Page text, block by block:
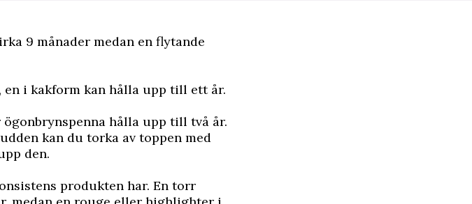
9 månader medan en flytande
i kakform kan hålla upp till ett år.
hålla upp till två år.
kan du torka av toppen med
den.
produkten har. En torr